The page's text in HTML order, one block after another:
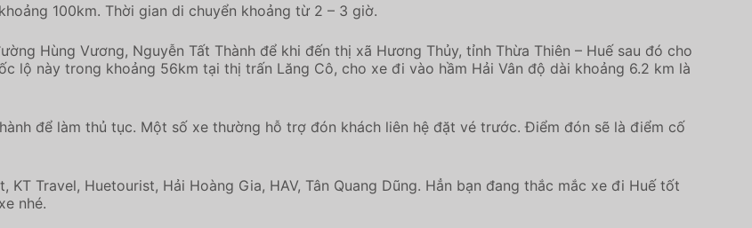
100km. Thời gian di chuyển khoảng từ 2 – 3 giờ.
Hùng Vương, Nguyễn Tất Thành để khi đến thị xã Hương Thủy, tỉnh Thừa Thiên – Huế sau đó cho
lộ này trong khoảng 56km tại thị trấn Lăng Cô, cho xe đi vào hầm Hải Vân độ dài khoảng 6.2 km là
để làm thủ tục. Một số xe thường hỗ trợ đón khách liên hệ đặt vé trước. Điểm đón sẽ là điểm cố
Travel, Huetourist, Hải Hoàng Gia, HAV, Tân Quang Dũng. Hẳn bạn đang thắc mắc xe đi Huế tốt
nhé.